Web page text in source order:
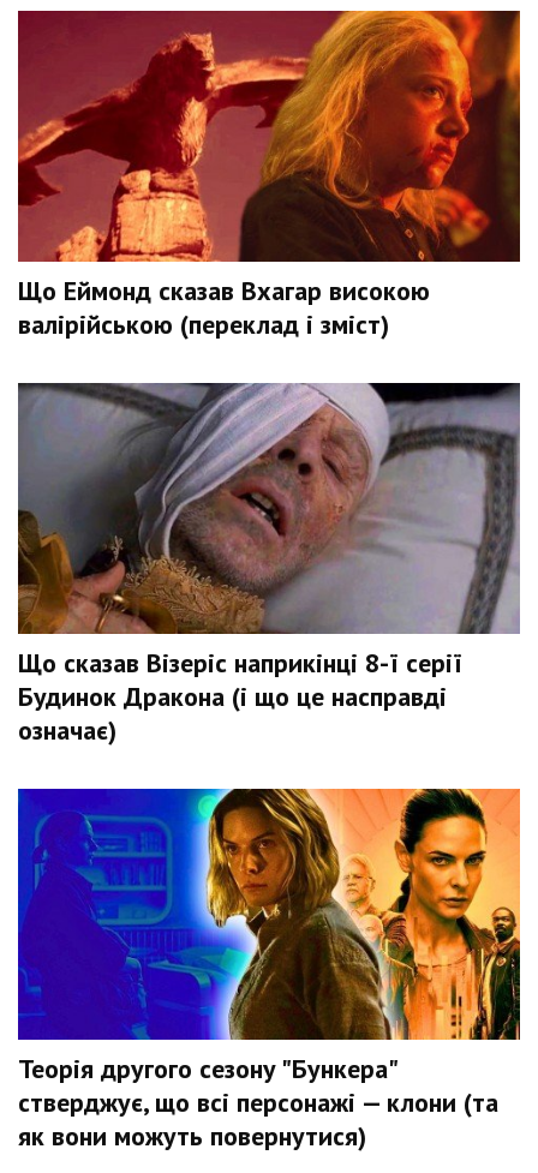
Що Еймонд сказав Вхагар високою
валірійською (переклад і зміст)
Що сказав Візеріс наприкінці 8-ї серії
Будинок Дракона (і що це насправді
означає)
Теорія другого сезону "Бункера"
стверджує, що всі персонажі — клони (та
як вони можуть повернутися)